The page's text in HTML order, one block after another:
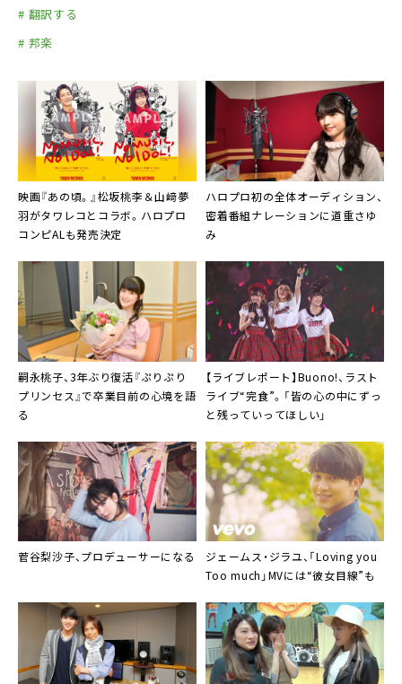
# 翻訳する
# 邦楽
映画『あの頃。』松坂桃李＆山﨑夢
羽がタワレコとコラボ。ハロプロ
コンピALも発売決定
ハロプロ初の全体オーディション、
密着番組ナレーションに道重さゆ
み
嗣永桃子、3年ぶり復活『ぷりぷり
プリンセス』で卒業目前の心境を語
る
【ライブレポート】Buono!、ラスト
ライブ“完食”。「皆の心の中にずっ
と残っていってほしい」
菅谷梨沙子、プロデューサーになる ジェームス・ジラユ、「Loving you
Too much」MVには“彼女目線”も